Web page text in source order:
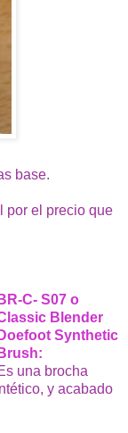
base.
por el precio que
BR-C- S07 o
Blender
Doefoot Synthetic
Brush:
una brocha
y acabado